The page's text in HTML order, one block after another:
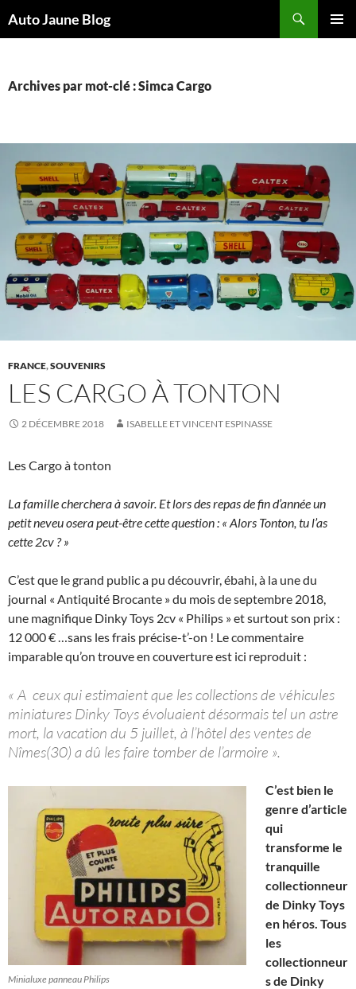
Auto Jaune Blog
Archives par mot-clé : Simca Cargo
FRANCE,SOUVENIRS
LES CARGO À TONTON
2 DÉCEMBRE 2018 ISABELLE ET VINCENT ESPINASSE
Les Cargo à tonton
La famille cherchera à savoir. Et lors des repas de fin d’année un
petit neveu osera peut-être cette question : « Alors Tonton, tu l’as
cette 2cv ? »
C’est que le grand public a pu découvrir, ébahi, à la une du
journal « Antiquité Brocante » du mois de septembre 2018,
une magnifique Dinky Toys 2cv « Philips » et surtout son prix :
12 000 € …sans les frais précise-t’-on ! Le commentaire
imparable qu’on trouve en couverture est ici reproduit :
« A ceux qui estimaient que les collections de véhicules
miniatures Dinky Toys évoluaient désormais tel un astre
mort, la vacation du 5 juillet, à l’hôtel des ventes de
Nîmes(30) a dû les faire tomber de l’armoire ».
Minialuxe panneau Philips
C’est bien le
genre d’article
qui
transforme le
tranquille
collectionneur
de Dinky Toys
en héros. Tous
les
collectionneur
s de Dinky